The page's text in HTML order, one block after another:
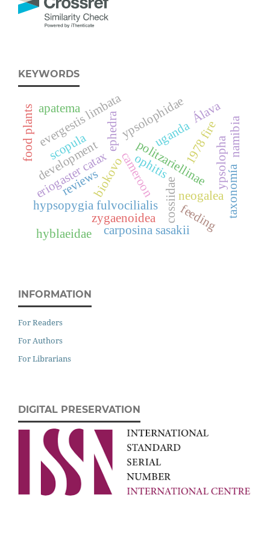
KEYWORDS
reviews
hypsopygia fulvocilialis
eriogaster cataxcameroon
politzariellinae
cossiidae neogalea
ephedra
ypsolopha
ypsolophidae
biokovo
evergestis limbata uganda1978 fire
zygaenoidea feeding
development
carposina sasakii
Álava
scopula
taxonomía
food plants apatema
namibia
ophitis
hyblaeidae
INFORMATION
For Readers
For Authors
For Librarians
DIGITAL PRESERVATION